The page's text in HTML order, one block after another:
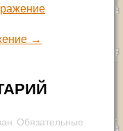
→
Обязательные